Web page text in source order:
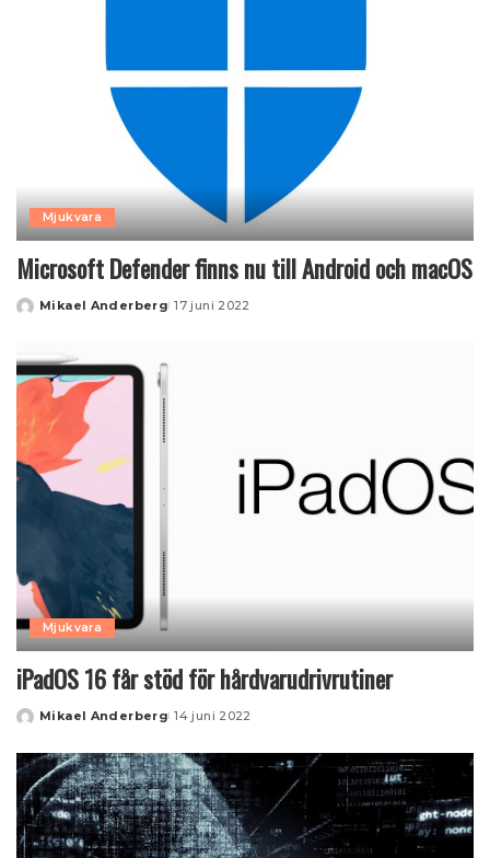
Mjukvara
Microsoft Defender finns nu till Android och macOS
Posted
Mikael Anderberg 17 juni 2022
Mjukvara
iPadOS 16 får stöd för hårdvarudrivrutiner
Posted
Mikael Anderberg 14 juni 2022